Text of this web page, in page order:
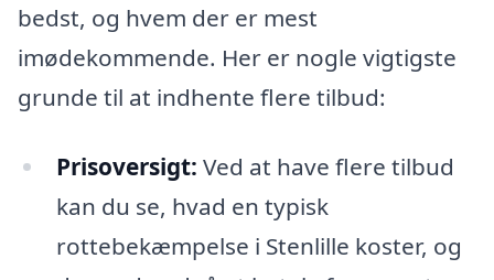
bedst, og hvem der er mest
imødekommende. Her er nogle vigtigste
grunde til at indhente flere tilbud:
Prisoversigt: Ved at have flere tilbud
kan du se, hvad en typisk
rottebekæmpelse i Stenlille koster, og